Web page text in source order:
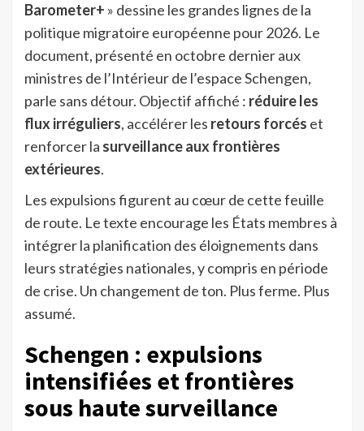
Barometer+ » dessine les grandes lignes de la
politique migratoire européenne pour 2026. Le
document, présenté en octobre dernier aux
ministres de l’Intérieur de l’espace Schengen,
parle sans détour. Objectif affiché : réduire les
flux irréguliers, accélérer les retours forcés et
renforcer la surveillance aux frontières
extérieures.
Les expulsions figurent au cœur de cette feuille
de route. Le texte encourage les États membres à
intégrer la planification des éloignements dans
leurs stratégies nationales, y compris en période
de crise. Un changement de ton. Plus ferme. Plus
assumé.
Schengen : expulsions
intensifiées et frontières
sous haute surveillance